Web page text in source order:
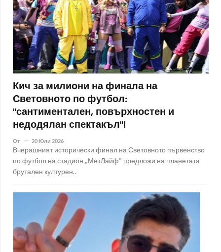
Кич за милиони на финала на
Световното по футбол:
"сантиментален, повърхностен и
недодялан спектакъл"!
От 20 Юли 2026
Вчерашният исторически финал на Световното първенство
по футбол на стадион „МетЛайф“ предложи на планетата
брутален културен..